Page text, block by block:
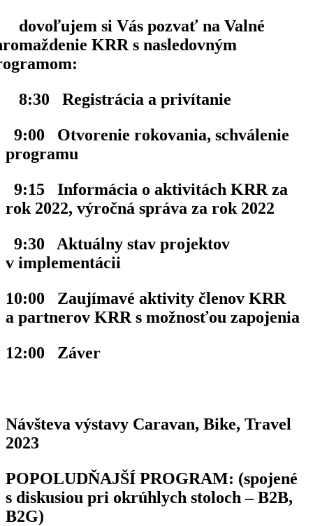
dovoľujem si Vás pozvať na Valné
KRR s nasledovným
8:30
Registrácia a privítanie
9:00 Otvorenie rokovania, schválenie
programu
9:15 Informácia o aktivitách KRR za
rok 2022, výročná správa za rok 2022
9:30 Aktuálny stav projektov
v implementácii
10:00 Zaujímavé aktivity členov KRR
a partnerov KRR s možnosťou zapojenia
12:00 Záver
Návšteva výstavy Caravan, Bike, Travel
2023
POPOLUDŇAJŠÍ PROGRAM: (spojené
s diskusiou pri okrúhlych stoloch – B2B,
B2G)